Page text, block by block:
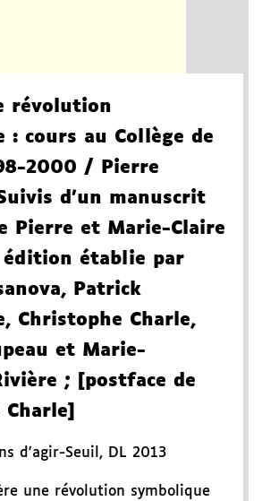
révolution
: cours au Collège de
2000 / Pierre
d'un manuscrit
Pierre et Marie-Claire
édition établie par
Patrick
Christophe Charle,
et Marie-
; [postface de
d'agir-Seuil , DL 2013
une révolution symbolique